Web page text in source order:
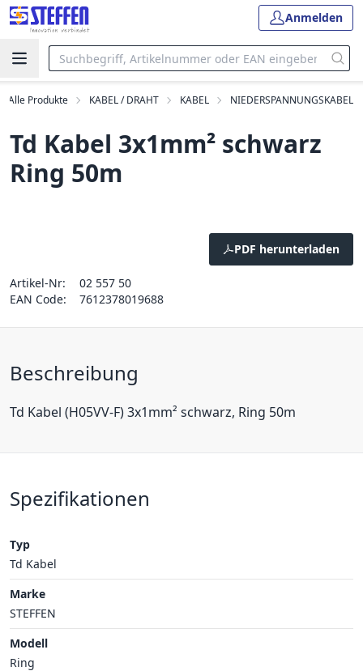
Anmelden
Alle Produkte KABEL / DRAHT KABEL NIEDERSPANNUNGSKABEL
Td Kabel 3x1mm² schwarz
Ring 50m
PDF herunterladen
Artikel-Nr:
02 557 50
EAN Code:
7612378019688
Beschreibung
Td Kabel (H05VV-F) 3x1mm² schwarz, Ring 50m
Spezifikationen
Typ
Td Kabel
Marke
STEFFEN
Modell
Ring